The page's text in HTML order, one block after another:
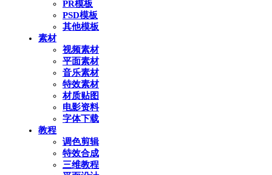
PR模板
PSD模板
其他模板
素材
视频素材
平面素材
音乐素材
特效素材
材质贴图
电影资料
字体下载
教程
调色剪辑
特效合成
三维教程